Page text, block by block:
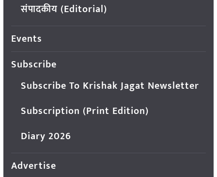
संपादकीय (Editorial)
Events
Subscribe
Subscribe To Krishak Jagat Newsletter
Subscription (Print Edition)
Diary 2026
Advertise